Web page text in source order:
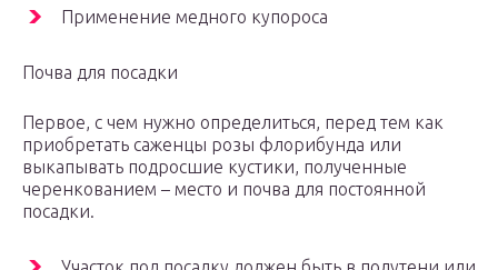
Применение медного купороса
Почва для посадки
Первое, с чем нужно определиться, перед тем как
приобретать саженцы розы флорибунда или
выкапывать подросшие кустики, полученные
черенкованием – место и почва для постоянной
посадки.